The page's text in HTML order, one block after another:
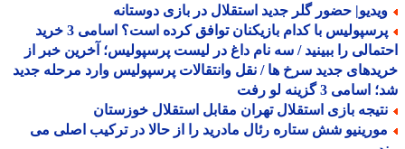
حضور گلر جدید استقلال در بازی دوستانه
پرسپولیس با کدام بازیکنان توافق کرده است؟ اسامی 3 خرید
را ببینید / سه نام داغ در لیست پرسپولیس؛ آخرین خبر از
جدید سرخ ها / نقل وانتقالات پرسپولیس وارد مرحله جدید
3 گزینه لو رفت
بازی استقلال تهران مقابل استقلال خوزستان
شش ستاره رئال مادرید را از حالا در ترکیب اصلی می